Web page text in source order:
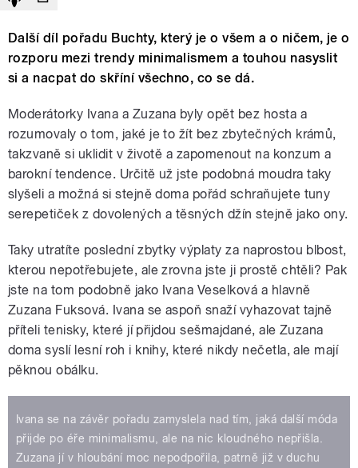
Další díl pořadu Buchty, který je o všem a o ničem, je o
rozporu mezi trendy minimalismem a touhou nasyslit
si a nacpat do skříní všechno, co se dá.
Moderátorky Ivana a Zuzana byly opět bez hosta a
rozumovaly o tom, jaké je to žít bez zbytečných krámů,
takzvaně si uklidit v životě a zapomenout na konzum a
barokní tendence. Určitě už jste podobná moudra taky
slyšeli a možná si stejně doma pořád schraňujete tuny
serepetiček z dovolených a těsných džín stejně jako ony.
Taky utratíte poslední zbytky výplaty za naprostou blbost,
kterou nepotřebujete, ale zrovna jste ji prostě chtěli? Pak
jste na tom podobně jako Ivana Veselková a hlavně
Zuzana Fuksová. Ivana se aspoň snaží vyhazovat tajně
příteli tenisky, které jí přijdou sešmajdané, ale Zuzana
doma syslí lesní roh i knihy, které nikdy nečetla, ale mají
pěknou obálku.
Ivana se na závěr pořadu zamyslela nad tím, jaká další móda
přijde po éře minimalismu, ale na nic kloudného nepřišla.
Zuzana jí v hloubání moc nepodpořila, patrně již v duchu